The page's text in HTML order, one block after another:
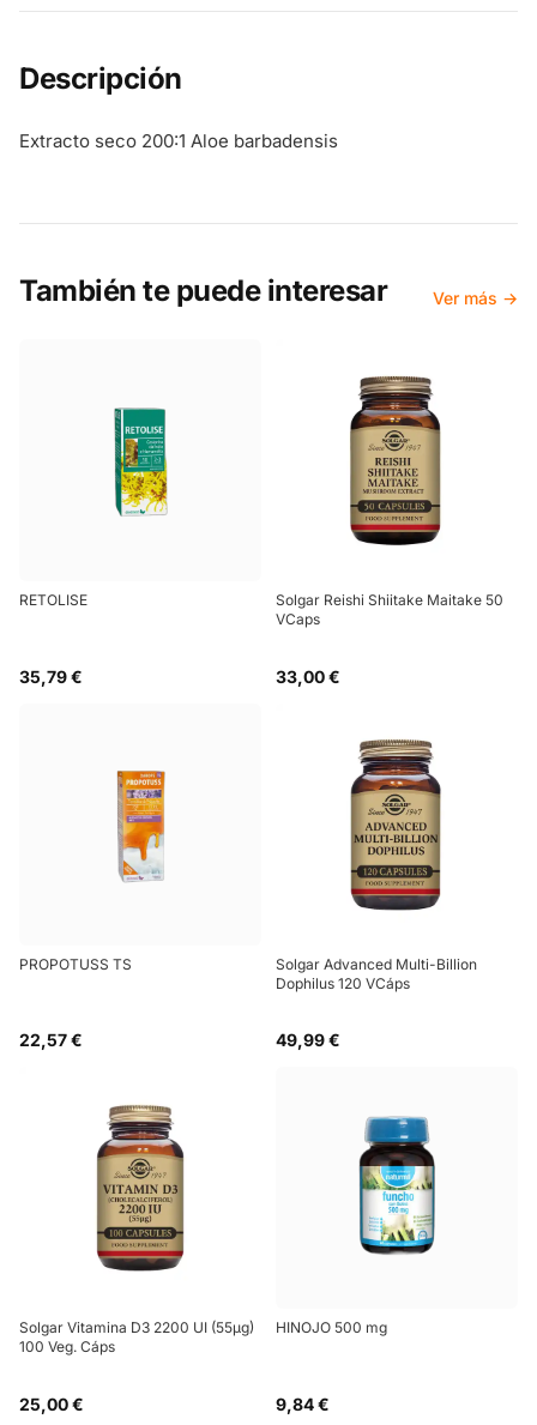
Descripción
Extracto seco 200:1 Aloe barbadensis
También te puede interesar Ver más →
RETOLISE
35,79 €
Solgar Reishi Shiitake Maitake 50
VCaps
33,00 €
PROPOTUSS TS
22,57 €
Solgar Advanced Multi-Billion
Dophilus 120 VCáps
49,99 €
Solgar Vitamina D3 2200 UI (55µg)
100 Veg. Cáps
25,00 €
HINOJO 500 mg
9,84 €